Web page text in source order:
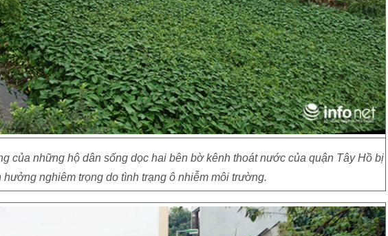
của những hộ dân sống dọc hai bên bờ kênh thoát nước của quận Tây Hồ bị
hưởng nghiêm trọng do tình trạng ô nhiễm môi trường.